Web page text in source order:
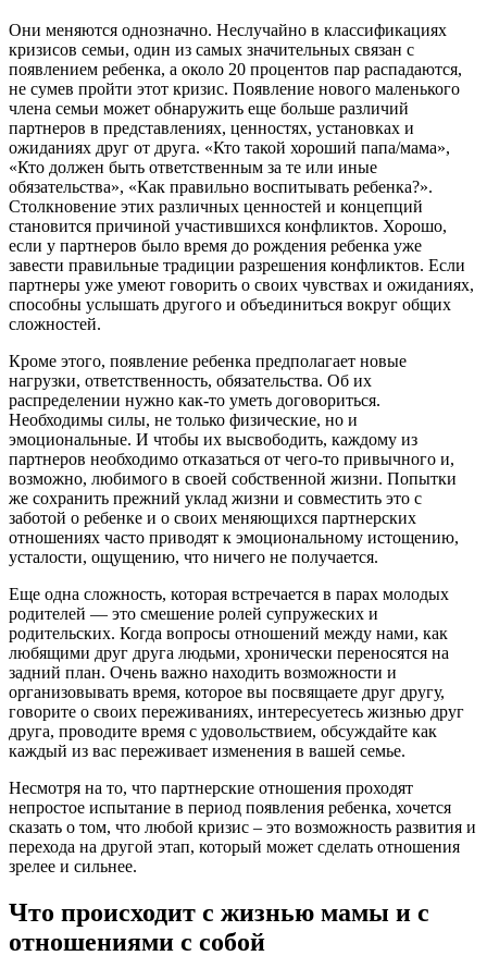
Они меняются однозначно. Неслучайно в классификациях
кризисов семьи, один из самых значительных связан с
появлением ребенка, а около 20 процентов пар распадаются,
не сумев пройти этот кризис. Появление нового маленького
члена семьи может обнаружить еще больше различий
партнеров в представлениях, ценностях, установках и
ожиданиях друг от друга. «Кто такой хороший папа/мама»,
«Кто должен быть ответственным за те или иные
обязательства», «Как правильно воспитывать ребенка?».
Столкновение этих различных ценностей и концепций
становится причиной участившихся конфликтов. Хорошо,
если у партнеров было время до рождения ребенка уже
завести правильные традиции разрешения конфликтов. Если
партнеры уже умеют говорить о своих чувствах и ожиданиях,
способны услышать другого и объединиться вокруг общих
сложностей.
Кроме этого, появление ребенка предполагает новые
нагрузки, ответственность, обязательства. Об их
распределении нужно как-то уметь договориться.
Необходимы силы, не только физические, но и
эмоциональные. И чтобы их высвободить, каждому из
партнеров необходимо отказаться от чего-то привычного и,
возможно, любимого в своей собственной жизни. Попытки
же сохранить прежний уклад жизни и совместить это с
заботой о ребенке и о своих меняющихся партнерских
отношениях часто приводят к эмоциональному истощению,
усталости, ощущению, что ничего не получается.
Еще одна сложность, которая встречается в парах молодых
родителей — это смешение ролей супружеских и
родительских. Когда вопросы отношений между нами, как
любящими друг друга людьми, хронически переносятся на
задний план. Очень важно находить возможности и
организовывать время, которое вы посвящаете друг другу,
говорите о своих переживаниях, интересуетесь жизнью друг
друга, проводите время с удовольствием, обсуждайте как
каждый из вас переживает изменения в вашей семье.
Несмотря на то, что партнерские отношения проходят
непростое испытание в период появления ребенка, хочется
сказать о том, что любой кризис – это возможность развития и
перехода на другой этап, который может сделать отношения
зрелее и сильнее.
Что происходит с жизнью мамы и с
отношениями с собой